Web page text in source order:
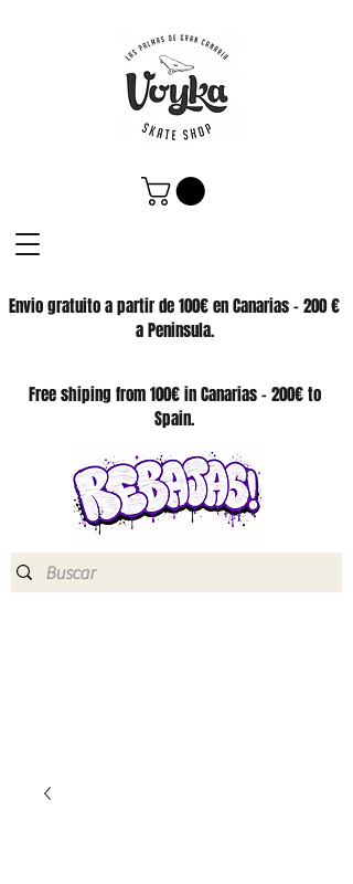
Envio gratuito a partir de 100€ en Canarias - 200 €
a Peninsula.
SKATE SHOP
Free shiping from 100€ in Canarias - 200€ to
Spain.